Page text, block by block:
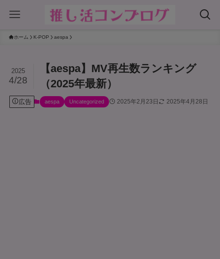
ホーム K-POP aespa
【aespa】MV再生数ランキング
（2025年最新）
2025
4/28
広告 aespa Uncategorized 2025年2月23日 2025年4月28日